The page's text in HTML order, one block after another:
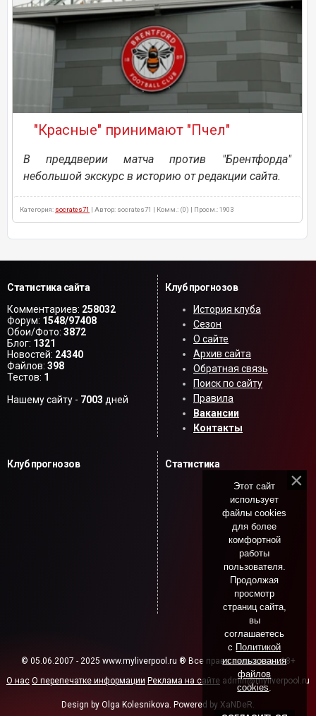
"Красные" принимают "Пчел"
В преддверии матча против "Брентфорда"
небольшой экскурс в историю от редакции сайта.
Категория: socrates71 | Автор: socrates71 | Комм.: (0) | Просм.: 1903
Статистика сайта
Комментариев: 258032
Форум: 1548/97408
Обои/Фото: 3872
Блог: 1321
Новостей: 24340
Файлов: 398
Тестов: 1
Нашему сайту - 7003 дней
Клуб прогнозов
История клуба
Сезон
О сайте
Архив сайта
Обратная связь
Поиск по сайту
Правила
Вакансии
Контакты
Клуб прогнозов Статистика
© 05.06.2007 - 2025 www.myliverpool.ru ® Все права защищены. 18+
О нас О перепечатке информации Реклама на сайте admin@myliverpool.ru
Design by Olga Kolesnikova. Powered by XaNDeR.
Этот сайт
использует
файлы cookies
для более
комфортной
работы
пользователя.
Продолжая
просмотр
страниц сайта,
вы
соглашаетесь
с Политикой
использования
файлов
cookies